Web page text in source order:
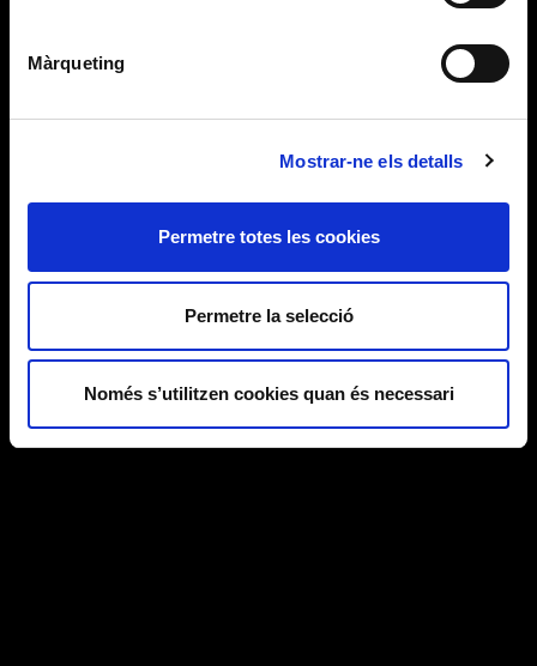
Màrqueting
Mostrar-ne els detalls
Permetre totes les cookies
Permetre la selecció
Només s’utilitzen cookies quan és necessari